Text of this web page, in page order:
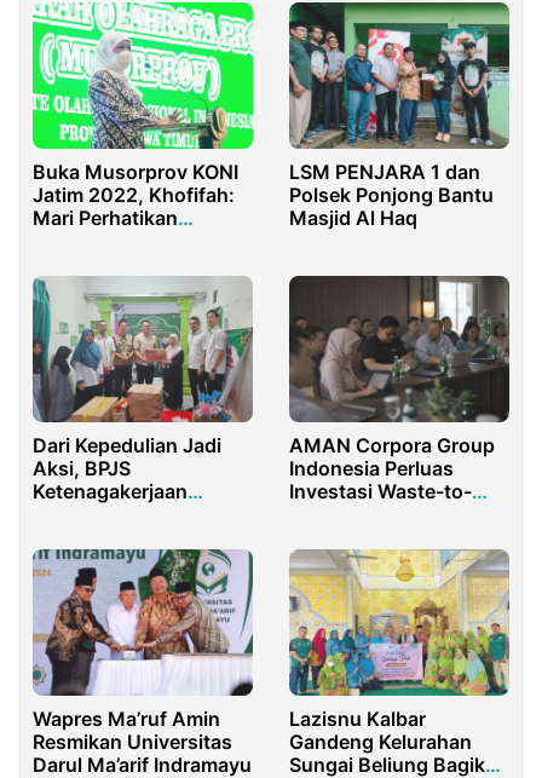
Buka Musorprov KONI
Jatim 2022, Khofifah:
Mari Perhatikan
LSM PENJARA 1 dan
Polsek Ponjong Bantu
Masjid Al Haq
Dari Kepedulian Jadi
Aksi, BPJS
Ketenagakerjaan
AMAN Corpora Group
Indonesia Perluas
Investasi Waste-to-
Karbon Hijau
Wapres Ma’ruf Amin
Resmikan Universitas
Darul Ma’arif Indramayu
Lazisnu Kalbar
Gandeng Kelurahan
Sungai Beliung Bagikan